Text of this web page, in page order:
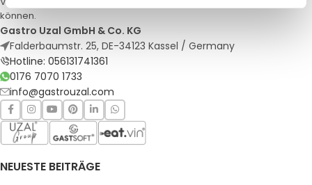
können.
Gastro Uzal GmbH & Co. KG
Falderbaumstr. 25, DE-34123 Kassel / Germany
Hotline: 056131741361
0176 7070 1733
info@gastrouzal.com
NEUESTE BEITRÄGE